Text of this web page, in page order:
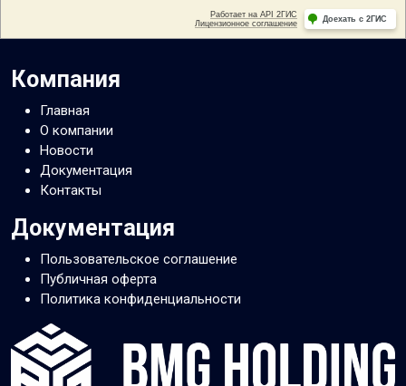
Компания
Главная
О компании
Новости
Документация
Контакты
Документация
Пользовательское соглашение
Публичная оферта
Политика конфиденциальности